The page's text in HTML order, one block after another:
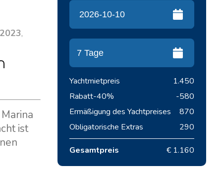
2023,
ist
Yachtmietpreis
1.450
Rabatt-40%
-580
Ermäßigung des Yachtpreises
870
Obligatorische Extras
290
Gesamtpreis € 1.160